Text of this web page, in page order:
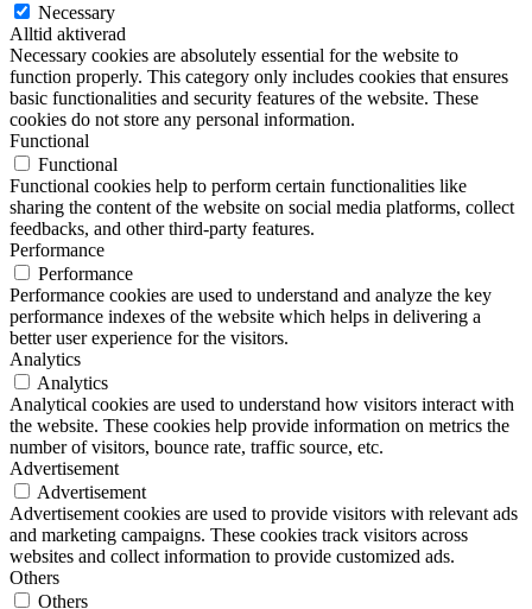
Necessary
Alltid aktiverad
Necessary cookies are absolutely essential for the website to
function properly. This category only includes cookies that ensures
basic functionalities and security features of the website. These
cookies do not store any personal information.
Functional
Functional
Functional cookies help to perform certain functionalities like
sharing the content of the website on social media platforms, collect
feedbacks, and other third-party features.
Performance
Performance
Performance cookies are used to understand and analyze the key
performance indexes of the website which helps in delivering a
better user experience for the visitors.
Analytics
Analytics
Analytical cookies are used to understand how visitors interact with
the website. These cookies help provide information on metrics the
number of visitors, bounce rate, traffic source, etc.
Advertisement
Advertisement
Advertisement cookies are used to provide visitors with relevant ads
and marketing campaigns. These cookies track visitors across
websites and collect information to provide customized ads.
Others
Others